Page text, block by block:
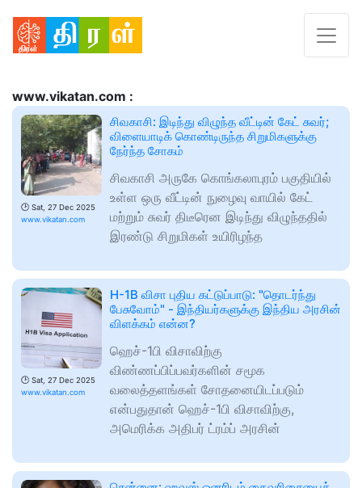
www.vikatan.com :
🕑 Sat, 27 Dec 2025
www.vikatan.com
சிவகாசி: இடிந்து விழுந்த வீட்டின் கேட் சுவர்;
விளையாடிக் கொண்டிருந்த சிறுமிகளுக்கு
நேர்ந்த சோகம்
சிவகாசி அருகே கொங்கலாபுரம் பகுதியில்
உள்ள ஒரு வீட்டின் நுழைவு வாயில் கேட்
மற்றும் சுவர் திடீரென இடிந்து விழுந்ததில்
இரண்டு சிறுமிகள் உயிரிழந்த
🕑 Sat, 27 Dec 2025
www.vikatan.com
H-1B விசா புதிய கட்டுப்பாடு: "தொடர்ந்து
பேசுவோம்" - இந்தியர்களுக்கு இந்திய அரசின்
விளக்கம் என்ன?
ஹெச்-1பி விசாவிற்கு
விண்ணப்பிப்பவர்களின் சமூக
வலைத்தளங்கள் சோதனையிடப்படும்
என்பதுதான் ஹெச்-1பி விசாவிற்கு,
அமெரிக்க அதிபர் ட்ரம்ப் அரசின்